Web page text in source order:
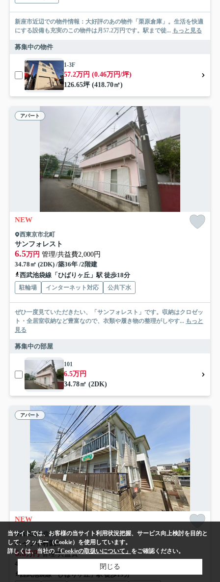
新座市近辺での物件情報：大好評のあの物件「栗原倉庫」。生活を快適
にする設備も充実のこの物件は月57.2万円です。駅まで徒... もっと見る
募集中の物件
1-3F
57.2万円 (0.46万円/坪)
126.65坪 (418.70㎡)
アパート
NEW
西東京市北町
サンフォレスト
6.5万円 管理/共益費2,000円
34.78㎡ (2DK) /築36年 /2階建
西武池袋線「ひばりヶ丘」駅 徒歩18分
駐輪場 インターネット対応 公共下水
ぜひ一度見ていただきたい、「サンフォレスト」です。収納はクロゼッ
ト・全居室収納など豊富なので、衣類や履き物の整理がしやす... もっと
見る
募集中の部屋
101
6.5万円
34.78㎡ (2DK)
アパート
NEW
西東京市住吉町
ハイツ中村園B
6.8万円管理/共益費-
45.00㎡ (3K) /築39年 /2階建
西武池袋線「ひばりヶ丘」駅 徒歩19分
当サイトでは、お客様の当サイト利用状況把握、サービス向上検討を目的と
して、クッキー（Cookie）を使用しています。
詳しくは、当社の「Cookieの取扱いについて」 をご確認ください。
閉じる